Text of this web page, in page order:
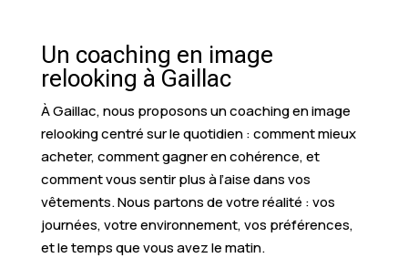
Un coaching en image
relooking à Gaillac
À Gaillac, nous proposons un coaching en image
relooking centré sur le quotidien : comment mieux
acheter, comment gagner en cohérence, et
comment vous sentir plus à l’aise dans vos
vêtements. Nous partons de votre réalité : vos
journées, votre environnement, vos préférences,
et le temps que vous avez le matin.